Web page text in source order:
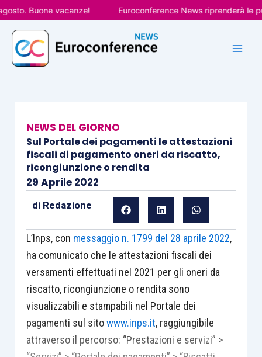
Vai
al
contenuto
Buone vacanze! Euroconference News riprenderà le
NEWS DEL GIORNO
Sul Portale dei pagamenti le attestazioni
fiscali di pagamento oneri da riscatto,
ricongiunzione o rendita
29 Aprile 2022
di Redazione
L’Inps, con messaggio n. 1799 del 28 aprile 2022,
ha comunicato che le attestazioni fiscali dei
versamenti effettuati nel 2021 per gli oneri da
riscatto, ricongiunzione o rendita sono
visualizzabili e stampabili nel Portale dei
pagamenti sul sitowww.inps.it, raggiungibile
attraverso il percorso: “Prestazioni e servizi” >